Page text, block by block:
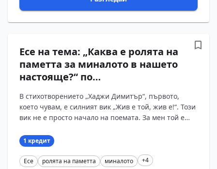
Есе на тема: „Каква е ролята на
паметта за миналото в нашето
настояще?“ по
Димитър“ на Христо Ботев
В стихотворението „Хаджи Димитър“, първото,
което чувам, е силният вик „Жив е той, жив е!“. Този
вик не е просто начало на поемата. За мен той е
м?...
1 кредит
Есе ролята на паметта миналото +4